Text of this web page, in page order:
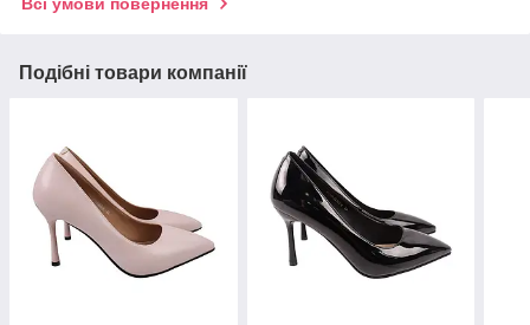
Всі умови повернення
Подібні товари компанії